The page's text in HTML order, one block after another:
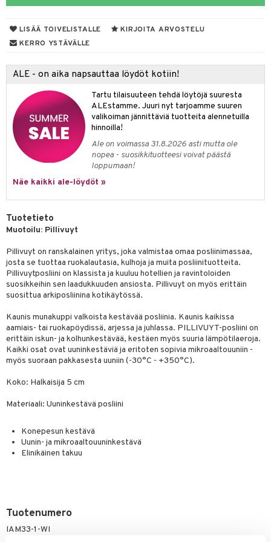
LISÄÄ TOIVELISTALLE
KIRJOITA ARVOSTELU
KERRO YSTÄVÄLLE
ALE - on aika napsauttaa löydöt kotiin!
Tartu tilaisuuteen tehdä löytöjä suuresta
ALEstamme. Juuri nyt tarjoamme suuren
valikoiman jännittäviä tuotteita alennetuilla
hinnoilla!
Ale on voimassa 31.8.2026 asti mutta ole
nopea - suosikkituotteesi voivat päästä
loppumaan!
Näe kaikki ale-löydöt »
Tuotetieto
Muotoilu: Pillivuyt
Pillivuyt on ranskalainen yritys, joka valmistaa omaa posliinimassaa,
josta se tuottaa ruokalautasia, kulhoja ja muita posliinituotteita.
Pillivuytposliini on klassista ja kuuluu hotellien ja ravintoloiden
suosikkeihin sen laadukkuuden ansiosta. Pillivuyt on myös erittäin
suosittua arkiposliinina kotikäytössä.
Kaunis munakuppi valkoista kestävää posliinia. Kaunis kaikissa
aamiais- tai ruokapöydissä, arjessa ja juhlassa. PILLIVUYT-posliini on
erittäin iskun- ja kolhunkestävää, kestäen myös suuria lämpötilaeroja.
Kaikki osat ovat uuninkestäviä ja eritoten sopivia mikroaaltouuniin -
myös suoraan pakkasesta uuniin (-30°C - +350°C).
Koko: Halkaisija 5 cm
Materiaali: Uuninkestävä posliini
Konepesun kestävä
Uunin- ja mikroaaltouuninkestävä
Elinikäinen takuu
Tuotenumero
IAM33-1-WI
tarvikkeita
tekstiilit
koristelu
Saalit
& Tyynyliinat
& Peitot
& Korit
& Veistokset
Art
& Lyhdyt
& Hyllyt
& Koukut
& Korit
tekstiilit
tekstiilit
tekstiilit
& Tyynyliinat
& Peitot
hyönteissuoja
ruokinta
& Lyhdyt
& vastauksia